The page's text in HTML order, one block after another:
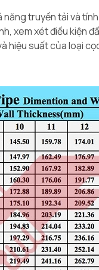
truyền tải và
xem xét điều kiện
hiệu suất của loại